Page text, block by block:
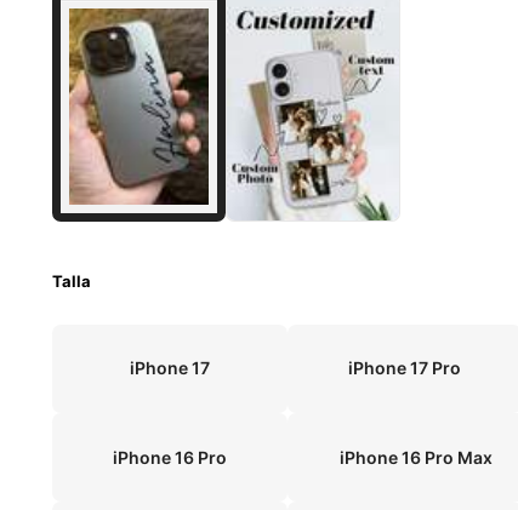
Talla
iPhone 17 iPhone 17 Pro
iPhone 16 Pro iPhone 16 Pro Max